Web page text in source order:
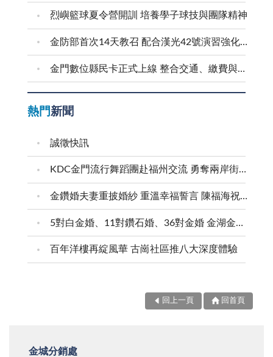
烈嶼籃球夏令營開訓 培養學子球技與團隊精神
金防部首次14天教召 配合漢光42號演習強化防衛戰力
金門數位縣民卡正式上線 整合交通、繳費與生活服務 迎接在地智慧新生活
熱門新聞
誠徵快訊
KDC金門流行舞蹈團赴福州交流 勇奪兩岸街舞賽三等獎
金鑽婚夫妻重披婚紗 重溫幸福誓言 陳福海祝福牽手半世紀 情深相守成典範
5對白金婚、11對鑽石婚、36對金婚 金湖金沙夫妻共享榮耀時刻 陳福海表揚金鑽婚夫妻 向半世紀相守家庭典範致敬
百年洋樓再綻風華 古崗社區推八大深度體驗
回上一頁 回首頁
金城分銷處